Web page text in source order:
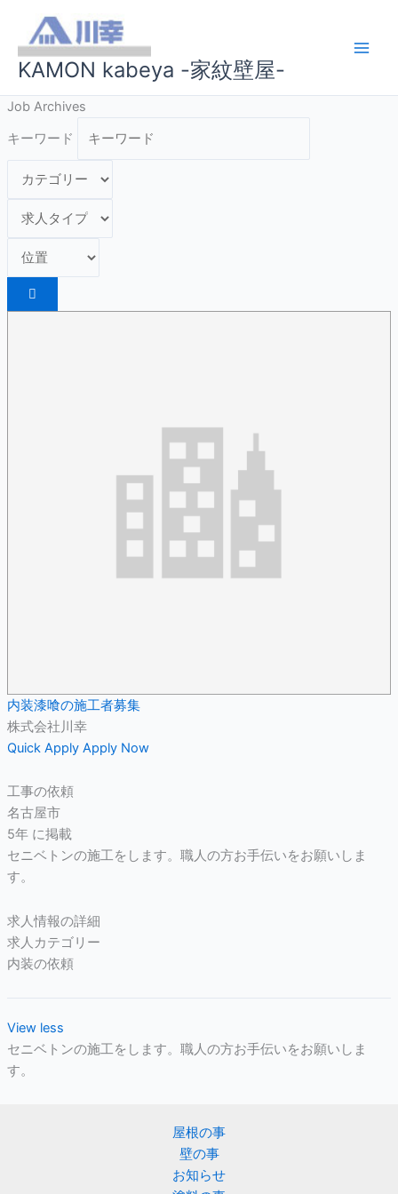
キ
ッ
プ
KAMON kabeya -家紋壁屋-
Job Archives
キーワード
内装漆喰の施工者募集
株式会社川幸
Quick Apply Apply Now
工事の依頼
名古屋市
5年 に掲載
セニベトンの施工をします。職人の方お手伝いをお願いしま
す。
求人情報の詳細
求人カテゴリー
内装の依頼
View less
セニベトンの施工をします。職人の方お手伝いをお願いしま
す。
屋根の事
壁の事
お知らせ